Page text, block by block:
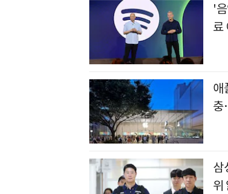
'
료
애
충
삼
위